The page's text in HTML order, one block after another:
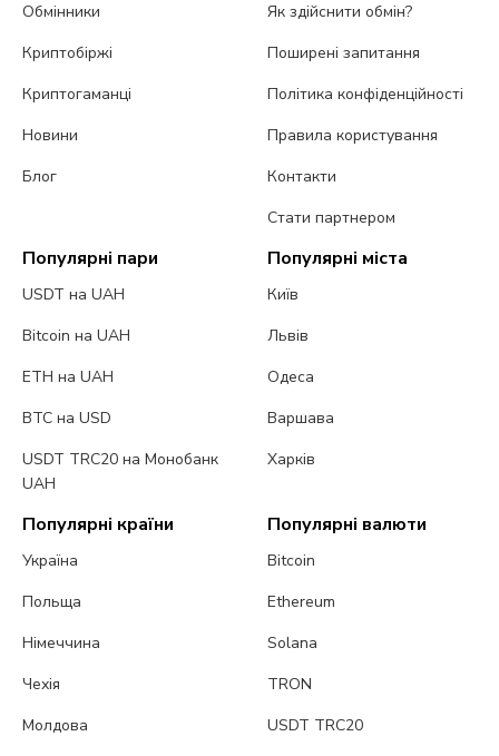
Обмінники
Криптобіржі
Криптогаманці
Новини
Блог
Як здійснити обмін?
Поширені запитання
Політика конфіденційності
Правила користування
Контакти
Стати партнером
Популярні пари
USDT на UAH
Bitcoin на UAH
ETH на UAH
BTC на USD
USDT TRC20 на Монобанк
UAH
Популярні міста
Київ
Львів
Одеса
Варшава
Харків
Популярні країни
Україна
Польща
Німеччина
Чехія
Молдова
Популярні валюти
Bitcoin
Ethereum
Solana
TRON
USDT TRC20